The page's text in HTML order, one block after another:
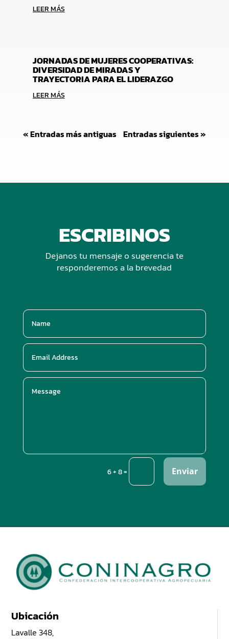
LEER MÁS
JORNADAS DE MUJERES COOPERATIVAS:
DIVERSIDAD DE MIRADAS Y
TRAYECTORIA PARA EL LIDERAZGO
LEER MÁS
« Entradas más antiguas Entradas siguientes »
ESCRIBINOS
Dejanos tu mensaje o sugerencia te
responderemos a la brevedad
6 + 8= Enviar
Ubicación
Lavalle 348,